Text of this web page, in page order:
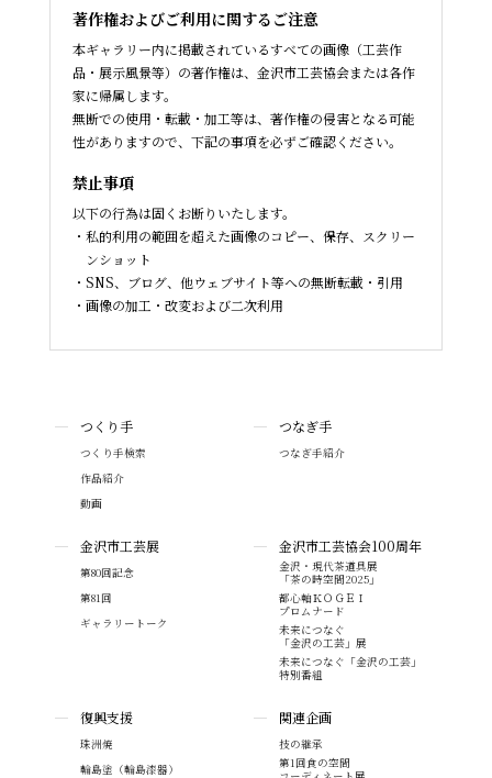
著作権およびご利用に関するご注意
本ギャラリー内に掲載されているすべての画像（工芸作
品・展示風景等）の著作権は、金沢市工芸協会または各作
家に帰属します。
無断での使用・転載・加工等は、著作権の侵害となる可能
性がありますので、下記の事項を必ずご確認ください。
禁止事項
以下の行為は固くお断りいたします。
私的利用の範囲を超えた画像のコピー、保存、スクリー
ンショット
SNS、ブログ、他ウェブサイト等への無断転載・引用
画像の加工・改変および二次利用
つくり手
つくり手検索
作品紹介
動画
つなぎ手
つなぎ手紹介
金沢市工芸展
第80回記念
第81回
ギャラリートーク
金沢市工芸協会100周年
金沢・現代茶道具展
「茶の時空間2025」
都心軸ＫＯＧＥＩ
プロムナード
未来につなぐ
「金沢の工芸」展
未来につなぐ「金沢の工芸」
特別番組
復興支援
珠洲焼
輪島塗（輪島漆器）
関連企画
技の継承
第1回食の空間